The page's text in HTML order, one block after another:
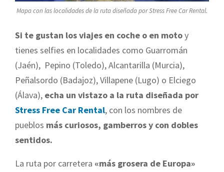
Mapa con las localidades de la ruta diseñada por Stress Free Car Rental.
Si te gustan los viajes en coche o en motoy
tienes selfies en localidades como Guarromán
(Jaén), Pepino (Toledo), Alcantarilla (Murcia),
Peñalsordo (Badajoz), Villapene (Lugo) o Elciego
(Álava), echa un vistazo a la ruta diseñada por
Stress Free Car Rental, con los nombres de
pueblos más curiosos, gamberros y con dobles
sentidos.
La ruta por carretera «más grosera de Europa»